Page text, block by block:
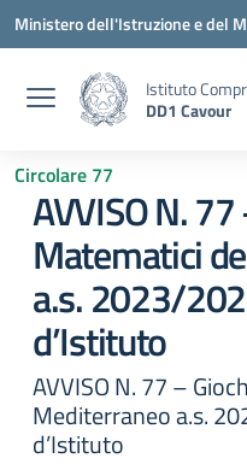
Vai ai contenuti
Vai al menu di navigazione
Vai al footer
Ministero dell'Istruzione e del
Istituto
DD1 Cavour
Circolare 77
AVVISO N.
Matematici
a.s. 2023/
d’Istituto
AVVISO N. 77 –
Mediterraneo a.s.
d’Istituto